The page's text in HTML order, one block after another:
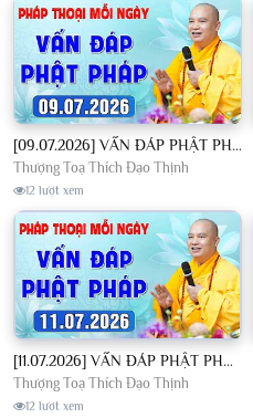
[09.07.2026] VẤN ĐÁP PHẬT PHÁP - Nghe Thầy giảng Pháp mỗi ngày CÔNG ĐỨC VÔ LƯỢNG│TT. Thích Đạo Thịnh
Thượng Toạ Thích Đạo Thịnh
12 lượt xem
[11.07.2026] VẤN ĐÁP PHẬT PHÁP - Nghe Thầy giảng Pháp mỗi ngày CÔNG ĐỨC VÔ LƯỢNG│TT. Thích Đạo Thịnh
Thượng Toạ Thích Đạo Thịnh
12 lượt xem